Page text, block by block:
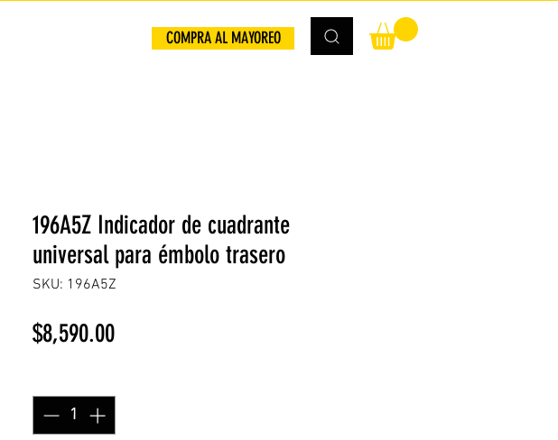
COMPRA AL MAYOREO
196A5Z Indicador de cuadrante
universal para émbolo trasero
SKU: 196A5Z
$8,590.00Precio